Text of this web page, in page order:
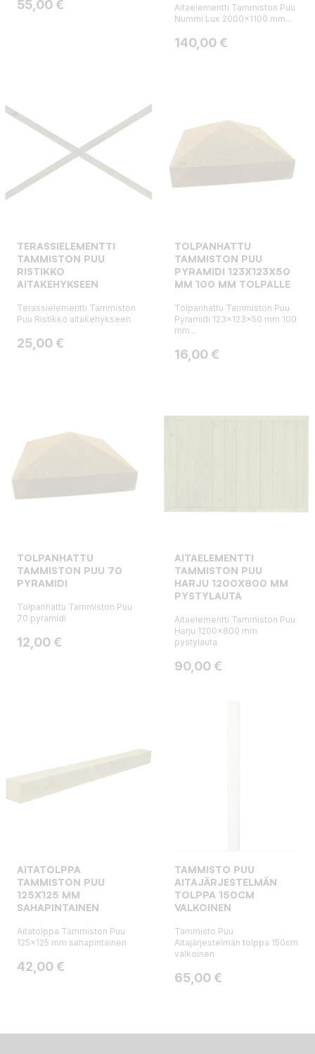
Hinta
55,00 €
Aitaelementti Tammiston Puu
Nummi Lux 2000x1100 mm...
Hinta
140,00 €
TERASSIELEMENTTI
TAMMISTON PUU
RISTIKKO
AITAKEHYKSEEN
Terassielementti Tammiston
Puu Ristikko aitakehykseen
Hinta
25,00 €
TOLPANHATTU
TAMMISTON PUU
PYRAMIDI 123X123X50
MM 100 MM TOLPALLE
Tolpanhattu Tammiston Puu
Pyramidi 123x123x50 mm 100
mm...
Hinta
16,00 €
TOLPANHATTU
TAMMISTON PUU 70
PYRAMIDI
Tolpanhattu Tammiston Puu
70 pyramidi
Hinta
12,00 €
AITAELEMENTTI
TAMMISTON PUU
HARJU 1200X800 MM
PYSTYLAUTA
Aitaelementti Tammiston Puu
Harju 1200x800 mm
pystylauta
Hinta
90,00 €
AITATOLPPA
TAMMISTON PUU
125X125 MM
SAHAPINTAINEN
Aitatolppa Tammiston Puu
125x125 mm sahapintainen
Hinta
42,00 €
TAMMISTO PUU
AITAJÄRJESTELMÄN
TOLPPA 150CM
VALKOINEN
Tammisto Puu
Aitajärjestelmän tolppa 150cm
valkoinen
Hinta
65,00 €